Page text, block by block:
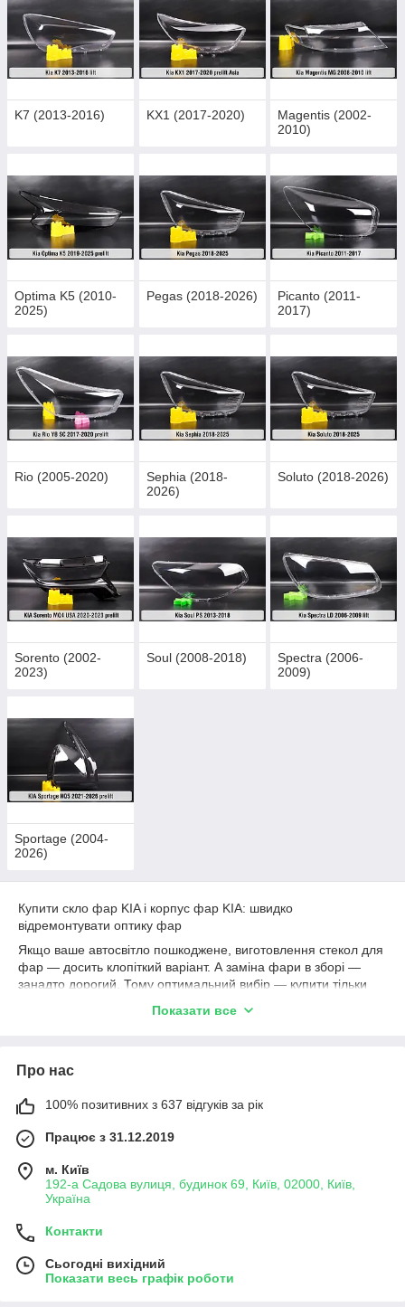
K7 (2013-2016) KX1 (2017-2020)
Magentis (2002-
2010)
Optima K5 (2010-
2025)
Pegas (2018-2026)
Picanto (2011-
2017)
Rio (2005-2020)
Sephia (2018-
2026)
Soluto (2018-2026)
Sorento (2002-
2023)
Soul (2008-2018)
Spectra (2006-
2009)
Sportage (2004-
2026)
Купити скло фар KIA і корпус фар KIA: швидко
відремонтувати оптику фар
Якщо ваше автосвітло пошкоджене, виготовлення стекол для
фар — досить клопіткий варіант. А заміна фари в зборі —
занадто дорогий. Тому оптимальний вибір — купити тільки
передніх фар. Мова про виключно оригінальні
автозапчастини, ввезені за програмою прямого імпорту
KIA
Magentis,Optima, Rio,Sorentoі Sportage
Чи купуєте ви фари дальнього світла у нас на сайті
вогні на авто, в будь-якому випадку отримуєте:
консультації 24/7;
фото з нашої студії;
оплату різними способами.
Показати все
Про нас
100% позитивних з 637 відгуків за рік
Працює з 31.12.2019
м. Київ
192-а Садова вулиця, будинок 69, Київ, 02000, Київ,
Україна
Контакти
Сьогодні вихідний
Показати весь графік роботи